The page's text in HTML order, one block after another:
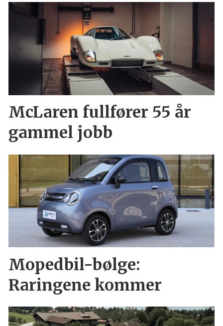
McLaren fullfører 55 år
gammel jobb
Mopedbil-bølge:
Raringene kommer